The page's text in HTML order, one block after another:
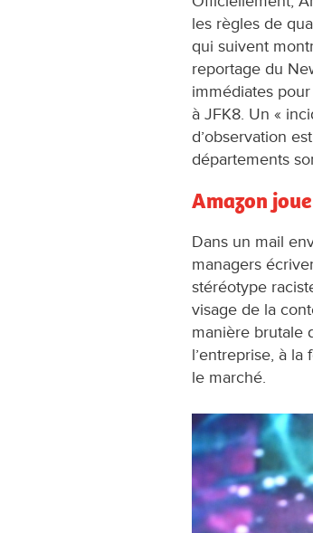
les règles de
qui suivent
reportage du
immédiates
à JFK8. Un «
d’observation
départements
Amazon
Dans un mail
managers
stéréotype
visage de la
manière brutale
l’entreprise, à
le marché.